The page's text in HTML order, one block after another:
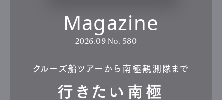
Magazine
2026.09 No. 580
クルーズ船ツアーから南極観測隊まで
行きたい南極